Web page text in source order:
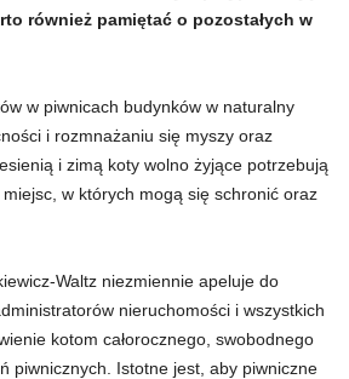
również pamiętać o pozostałych w
w piwnicach budynków w naturalny
i rozmnażaniu się myszy oraz
i zimą koty wolno żyjące potrzebują
w których mogą się schronić oraz
Waltz niezmiennie apeluje do
nieruchomości i wszystkich
kotom całorocznego, swobodnego
piwnicznych. Istotne jest, aby piwniczne